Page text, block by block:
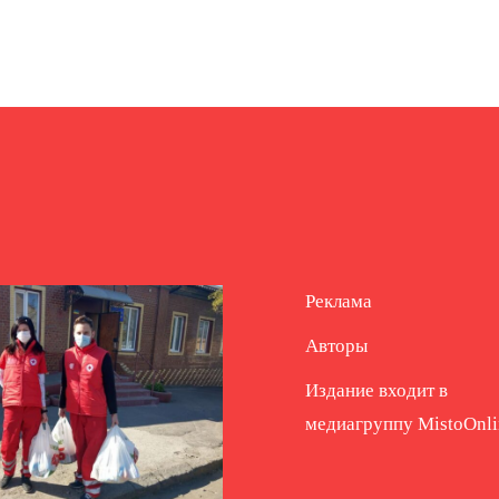
Реклама
Авторы
Издание входит в
медиагруппу